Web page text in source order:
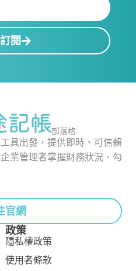
閱
部落格
具出發，提供即時、可信賴
業管理者掌握財務狀況、勾
官網
政策
隱私權政策
使用者條款